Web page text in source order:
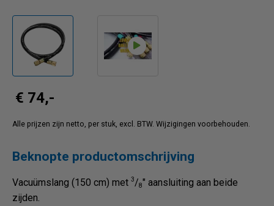
€ 74,-
Alle prijzen zijn netto, per stuk, excl. BTW. Wijzigingen voorbehouden.
Beknopte productomschrijving
Vacuümslang (150 cm) met 3/8" aansluiting aan beide
zijden.